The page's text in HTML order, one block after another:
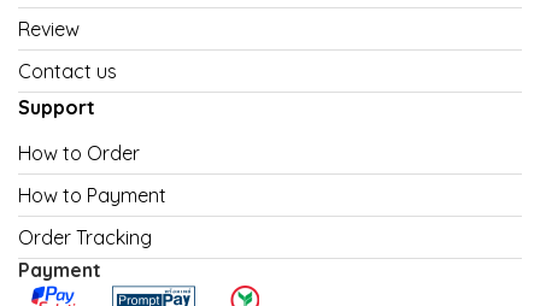
Review
Contact us
Support
How to Order
How to Payment
Order Tracking
Payment